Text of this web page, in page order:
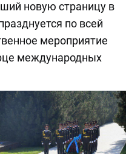
новую страницу в
по всей
мероприятие
международных